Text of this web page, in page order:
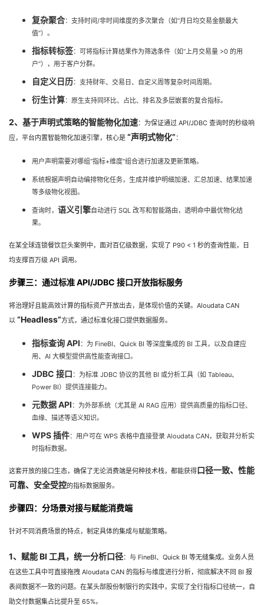
复杂聚合：支持时间/非时间维度的多次聚合（如“月日均交易金额最大
值”）。
指标转标签：可将指标计算结果作为筛选条件（如“上月交易量 >0 的用
户”），用于客户分群。
自定义日历：支持财年、交易日、自定义周等复杂时间周期。
衍生计算：原生支持同环比、占比、排名及多层嵌套的复合指标。
2、基于声明式策略的智能物化加速：为保证通过 API/JDBC 查询时的秒级响
应，平台内置智能物化加速引擎，核心是 “声明式物化” ：
用户声明需要对哪组“指标+维度”组合进行加速及更新策略。
系统根据声明自动编排物化任务，生成并维护明细加速、汇总加速、结果加速
等多级物化视图。
查询时， 语义引擎自动进行 SQL 改写和智能路由，透明命中最优物化结
果。
在某全球连锁餐饮巨头案例中，面对百亿级数据，实现了 P90 < 1 秒的查询性能，日
均支撑百万级 API 调用。
步骤三：通过标准 API/JDBC 接口开放指标服务
将治理好且能高效计算的指标资产开放出去，是体现价值的关键。Aloudata CAN
以 “Headless”方式，通过标准化接口提供数据服务。
指标查询 API ：为 FineBI、Quick BI 等深度集成的 BI 工具，以及自建应
用、AI 大模型提供高性能查询接口。
JDBC 接口 ：为标准 JDBC 协议的其他 BI 或分析工具（如 Tableau、
Power BI）提供连接能力。
元数据 API ：为外部系统（尤其是 AI RAG 应用）提供高质量的指标口径、
血缘、描述等语义知识。
WPS 插件：用户可在 WPS 表格中直接登录 Aloudata CAN，获取并分析实
时指标数据。
这套开放的接口生态，确保了无论消费端是何种技术栈，都能获得口径一致、性能
可靠、安全受控的指标数据服务。
步骤四：分场景对接与赋能消费端
针对不同消费场景的特点，制定具体的集成与赋能策略。
1、赋能 BI 工具，统一分析口径：与 FineBI、Quick BI 等无缝集成。业务人员
在这些工具中可直接拖拽 Aloudata CAN 的指标与维度进行分析，彻底解决不同 BI 报
表间数据不一致的问题。在某头部股份制银行的实践中，实现了全行指标口径统一，自
助交付数据集占比提升至 65%。